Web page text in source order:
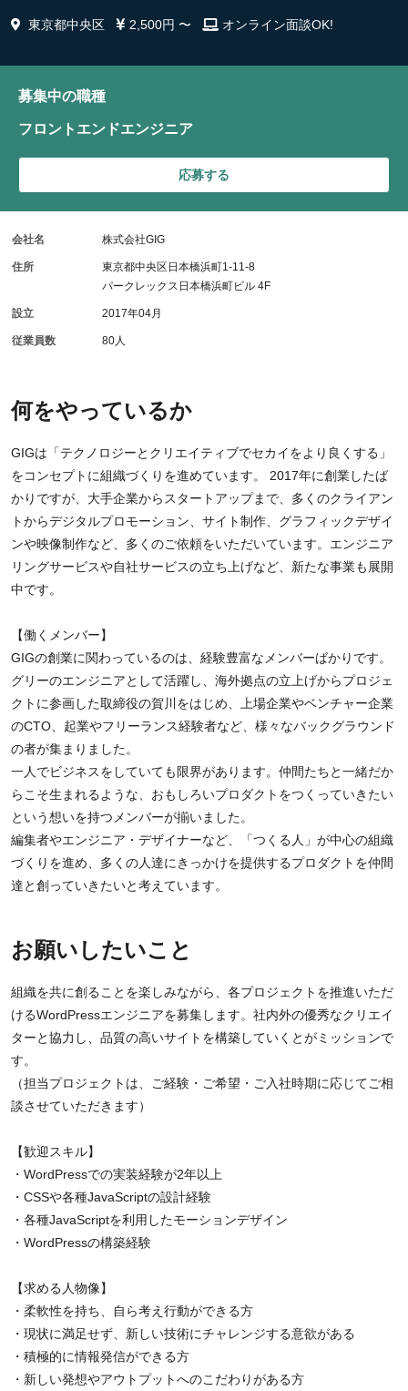
東京都中央区 2,500円 〜 オンライン面談OK!
何をやっているか
GIGは「テクノロジーとクリエイティブでセカイをより良くする」
をコンセプトに組織づくりを進めています。 2017年に創業したば
かりですが、大手企業からスタートアップまで、多くのクライアン
トからデジタルプロモーション、サイト制作、グラフィックデザイ
ンや映像制作など、多くのご依頼をいただいています。エンジニア
リングサービスや自社サービスの立ち上げなど、新たな事業も展開
中です。
【働くメンバー】
GIGの創業に関わっているのは、経験豊富なメンバーばかりです。
グリーのエンジニアとして活躍し、海外拠点の立上げからプロジェ
クトに参画した取締役の賀川をはじめ、上場企業やベンチャー企業
のCTO、起業やフリーランス経験者など、様々なバックグラウンド
の者が集まりました。
一人でビジネスをしていても限界があります。仲間たちと一緒だか
らこそ生まれるような、おもしろいプロダクトをつくっていきたい
という想いを持つメンバーが揃いました。
編集者やエンジニア・デザイナーなど、「つくる人」が中心の組織
づくりを進め、多くの人達にきっかけを提供するプロダクトを仲間
達と創っていきたいと考えています。
お願いしたいこと
組織を共に創ることを楽しみながら、各プロジェクトを推進いただ
けるWordPressエンジニアを募集します。社内外の優秀なクリエイ
ターと協力し、品質の高いサイトを構築していくとがミッションで
す。
（担当プロジェクトは、ご経験・ご希望・ご入社時期に応じてご相
談させていただきます）
【歓迎スキル】
・WordPressでの実装経験が2年以上
・CSSや各種JavaScriptの設計経験
・各種JavaScriptを利用したモーションデザイン
・WordPressの構築経験
【求める人物像】
・柔軟性を持ち、自ら考え行動ができる方
・現状に満足せず、新しい技術にチャレンジする意欲がある
・積極的に情報発信ができる方
・新しい発想やアウトプットへのこだわりがある方
募集中の職種
フロントエンドエンジニア
応募する
会社名 株式会社GIG
住所
東京都中央区日本橋浜町1-11-8
パークレックス日本橋浜町ビル 4F
設立 2017年04月
従業員数 80人